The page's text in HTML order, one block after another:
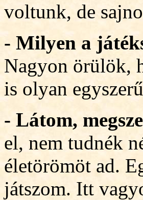
voltunk, de
- Milyen a
Nagyon örülök,
is olyan
- Látom,
el, nem tudnék
életörömöt ad.
játszom. Itt